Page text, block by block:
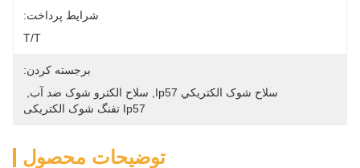
شرایط پرداخت:
T/T
برجسته کردن:
سلاح شوک الکتريکي Ip57
سلاح الکترو شوک ضد آب
Ip57 تفنگ شوک الکتریکی
توضیحات محصول